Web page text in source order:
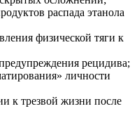
распада этанола
физической тяги к
рецидива;
личности
к трезвой жизни после